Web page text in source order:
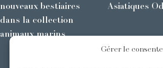
Gérer le
nouveaux bestiaires
dans la collection
animaux marins
Asiatiques